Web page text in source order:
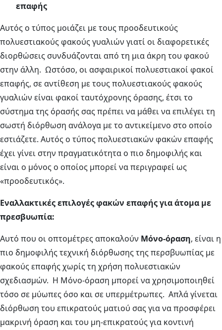
επαφής
Αυτός ο τύπος μοιάζει με τους προοδευτικούς
πολυεστιακούς φακούς γυαλιών γιατί οι διαφορετικές
διορθώσεις συνδυάζονται από τη μια άκρη του φακού
στην άλλη. Ωστόσο, οι ασφαιρικοί πολυεστιακοί φακοί
επαφής, σε αντίθεση με τους πολυεστιακούς φακούς
γυαλιών είναι φακοί ταυτόχρονης όρασης, έτσι το
σύστημα της όρασής σας πρέπει να μάθει να επιλέγει τη
σωστή διόρθωση ανάλογα με το αντικείμενο στο οποίο
εστιάζετε. Αυτός ο τύπος πολυεστιακών φακών επαφής
έχει γίνει στην πραγματικότητα ο πιο δημοφιλής και
είναι ο μόνος ο οποίος μπορεί να περιγραφεί ως
«προοδευτικός».
Εναλλακτικές επιλογές φακών επαφής για άτομα με
πρεσβυωπία:
Αυτό που οι οπτομέτρες αποκαλούν Μόνο-όραση, είναι η
πιο δημοφιλής τεχνική διόρθωσης της περσβυωπίας με
φακούς επαφής χωρίς τη χρήση πολυεστιακών
σχεδιασμών. Η Μόνο-όραση μπορεί να χρησιμοποιηθεί
τόσο σε μύωπες όσο και σε υπερμέτρωπες. Απλά γίνεται
διόρθωση του επικρατούς ματιού σας για να προσφέρει
μακρινή όραση και του μη-επικρατούς για κοντινή